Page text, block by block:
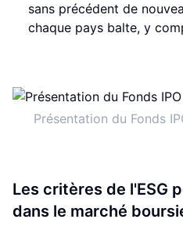
sans précédent de
chaque pays balte, y
Présentation du Fonds
Les critères de l'ESG
dans le marché